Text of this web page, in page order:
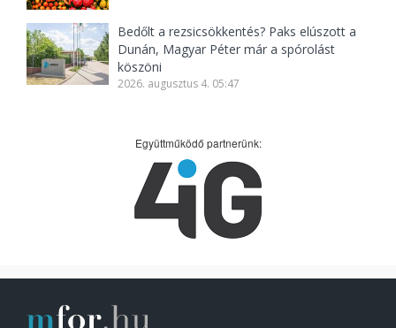
Bedőlt a rezsicsökkentés? Paks elúszott a
Dunán, Magyar Péter már a spórolást
köszöni
2026. augusztus 4. 05:47
Együttműködő partnerünk: